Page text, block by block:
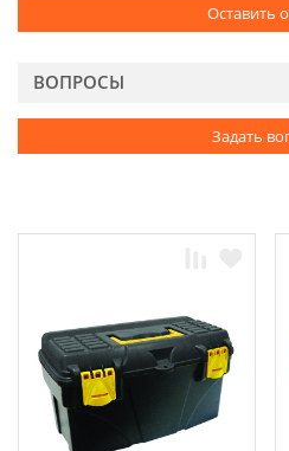
Оставить
ВОПРОСЫ
Задать